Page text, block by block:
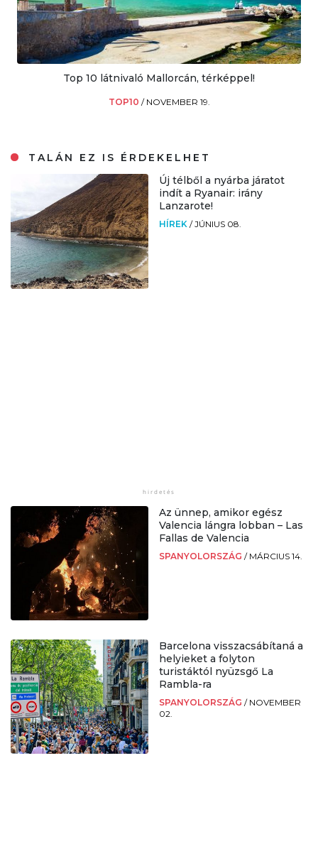
Top 10 látnivaló Mallorcán, térképpel!
TOP10 / NOVEMBER 19.
TALÁN EZ IS ÉRDEKELHET
Új télből a nyárba járatot
indít a Ryanair: irány
Lanzarote!
HÍREK /JÚNIUS 08.
Az ünnep, amikor egész
Valencia lángra lobban – Las
Fallas de Valencia
SPANYOLORSZÁG / MÁRCIUS 14.
Barcelona visszacsábítaná a
helyieket a folyton
turistáktól nyüzsgő La
Rambla-ra
SPANYOLORSZÁG / NOVEMBER
02.